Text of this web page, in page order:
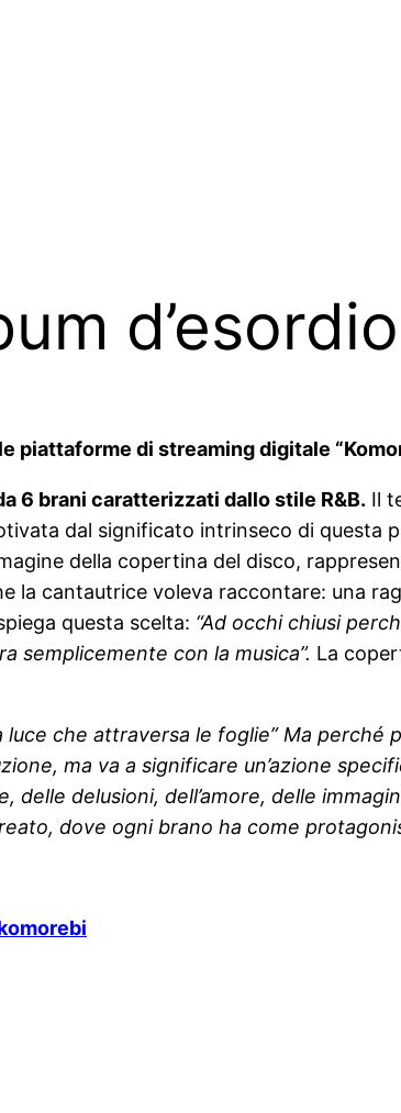
di streaming digitale
6 brani caratterizzati dallo stile R&B. Il
dal significato intrinseco di questa
della copertina del disco,
la cantautrice voleva raccontare: una
questa scelta: “Ad occhi chiusi
semplicemente con la musica”. La
luce che attraversa le foglie” Ma perché
ma va a significare un’azione
delusioni, dell’amore, delle
dove ogni brano ha come